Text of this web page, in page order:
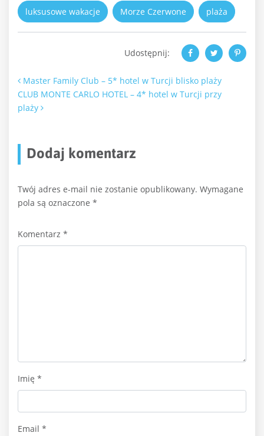
luksusowe wakacje Morze Czerwone plaża
Udostępnij:
Nawigacja po artykułach
Master Family Club – 5* hotel w Turcji blisko plaży
CLUB MONTE CARLO HOTEL – 4* hotel w Turcji przy
plaży
Dodaj komentarz
Twój adres e-mail nie zostanie opublikowany. Wymagane
pola są oznaczone *
Komentarz *
Imię *
Email *